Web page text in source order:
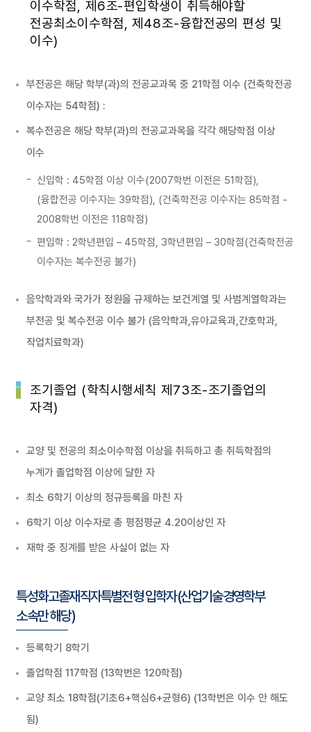
이수학점, 제6조-편입학생이 취득해야할
전공최소이수학점, 제48조-융합전공의 편성 및
이수)
부전공은 해당 학부(과)의 전공교과목 중 21학점 이수 (건축학전공
이수자는 54학점) :
복수전공은 해당 학부(과)의 전공교과목을 각각 해당학점 이상
이수
신입학 : 45학점 이상 이수(2007학번 이전은 51학점),
(융합전공 이수자는 39학점), (건축학전공 이수자는 85학점 -
2008학번 이전은 118학점)
편입학 : 2학년편입 – 45학점, 3학년편입 – 30학점(건축학전공
이수자는 복수전공 불가)
음악학과와 국가가 정원을 규제하는 보건계열 및 사범계열학과는
부전공 및 복수전공 이수 불가 (음악학과,유아교육과,간호학과,
작업치료학과)
조기졸업 (학칙시행세칙 제73조-조기졸업의
자격)
교양 및 전공의 최소이수학점 이상을 취득하고 총 취득학점의
누계가 졸업학점 이상에 달한 자
최소 6학기 이상의 정규등록을 마친 자
6학기 이상 이수자로 총 평점평균 4.20이상인 자
재학 중 징계를 받은 사실이 없는 자
특성화고졸재직자특별전형 입학자(산업기술경영학부
소속만 해당)
등록학기 8학기
졸업학점 117학점 (13학번은 120학점)
교양 최소 18학점(기초6+핵심6+균형6) (13학번은 이수 안 해도
됨)